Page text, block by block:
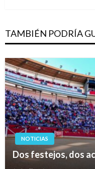
TAMBIÉN PODRÍA
NOTICIAS
Dos festejos, dos